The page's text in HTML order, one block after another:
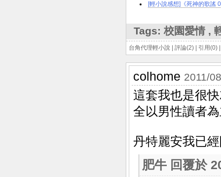
[輕小說感想]《死神的歌謠
Tags: 校園愛情,
台角代理輕小說 評論(2) 引用(0)
colhome 2011/
這套我也是很
全以男性讀者
丹特麗安我已
肥牛 回覆於